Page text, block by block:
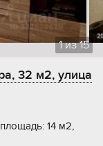
1из15
32 м2, улица
14 м2,